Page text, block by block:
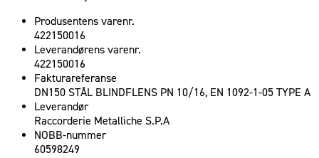
Produsentens varenr.
422150016
Leverandørens varenr.
422150016
Fakturareferanse
DN150 STÅL BLINDFLENS PN 10/16, EN 1092-1-05 TYPE A
Leverandør
Raccorderie Metalliche S.P.A
NOBB-nummer
60598249